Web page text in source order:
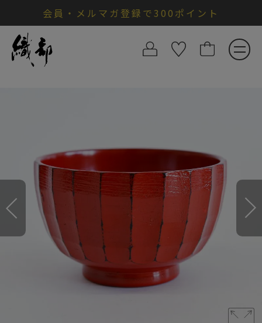
会員・メルマガ登録で300ポイント